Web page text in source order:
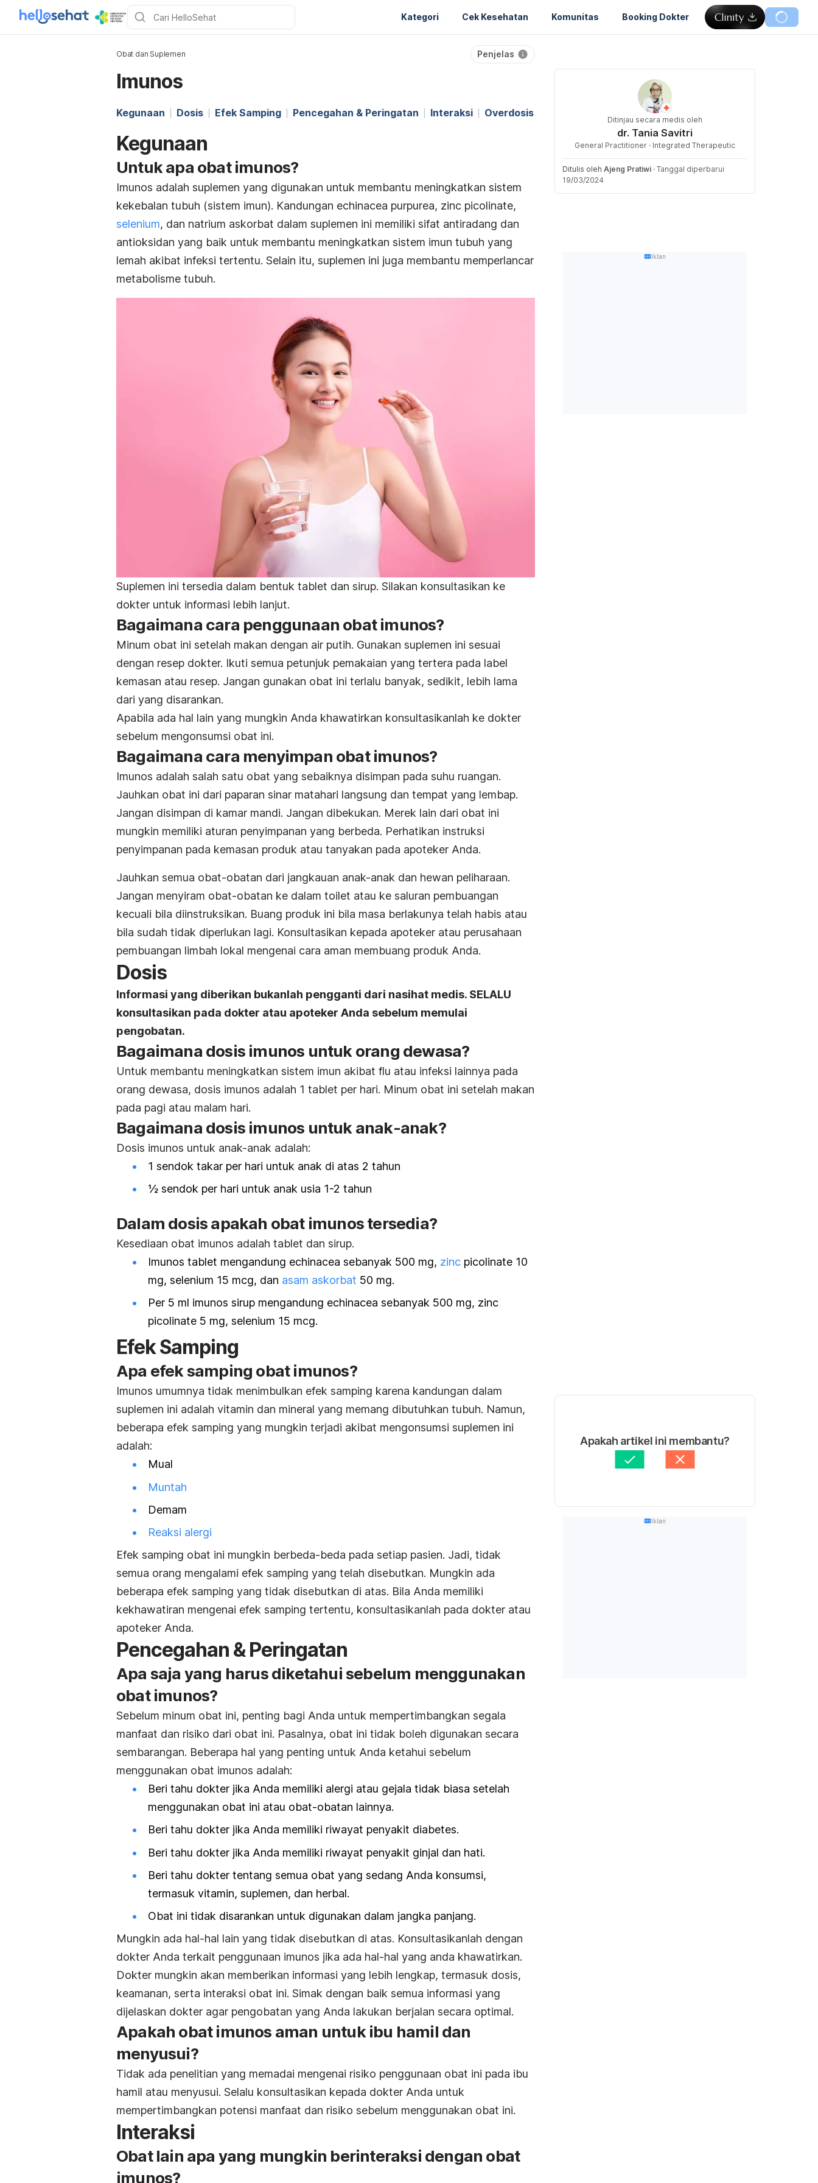
Kategori Cek Kesehatan Komunitas Booking Dokter
Obat dan Suplemen Penjelas
Imunos
Kegunaan Dosis Efek Samping Pencegahan & Peringatan Interaksi Overdosis
Kegunaan
Untuk apa obat imunos?
Imunos adalah suplemen yang digunakan untuk membantu meningkatkan sistem
kekebalan tubuh (sistem imun). Kandungan echinacea purpurea, zinc picolinate,
selenium, dan natrium askorbat dalam suplemen ini memiliki sifat antiradang dan
antioksidan yang baik untuk membantu meningkatkan sistem imun tubuh yang
lemah akibat infeksi tertentu. Selain itu, suplemen ini juga membantu memperlancar
metabolisme tubuh.
Suplemen ini tersedia dalam bentuk tablet dan sirup. Silakan konsultasikan ke
dokter untuk informasi lebih lanjut.
Bagaimana cara penggunaan obat imunos?
Minum obat ini setelah makan dengan air putih. Gunakan suplemen ini sesuai
dengan resep dokter. Ikuti semua petunjuk pemakaian yang tertera pada label
kemasan atau resep. Jangan gunakan obat ini terlalu banyak, sedikit, lebih lama
dari yang disarankan.
Apabila ada hal lain yang mungkin Anda khawatirkan konsultasikanlah ke dokter
sebelum mengonsumsi obat ini.
Bagaimana cara menyimpan obat imunos?
Imunos adalah salah satu obat yang sebaiknya disimpan pada suhu ruangan.
Jauhkan obat ini dari paparan sinar matahari langsung dan tempat yang lembap.
Jangan disimpan di kamar mandi. Jangan dibekukan. Merek lain dari obat ini
mungkin memiliki aturan penyimpanan yang berbeda. Perhatikan instruksi
penyimpanan pada kemasan produk atau tanyakan pada apoteker Anda.
Jauhkan semua obat-obatan dari jangkauan anak-anak dan hewan peliharaan.
Jangan menyiram obat-obatan ke dalam toilet atau ke saluran pembuangan
kecuali bila diinstruksikan. Buang produk ini bila masa berlakunya telah habis atau
bila sudah tidak diperlukan lagi. Konsultasikan kepada apoteker atau perusahaan
pembuangan limbah lokal mengenai cara aman membuang produk Anda.
Dosis
Informasi yang diberikan bukanlah pengganti dari nasihat medis. SELALU
konsultasikan pada dokter atau apoteker Anda sebelum memulai
pengobatan.
Bagaimana dosis imunos untuk orang dewasa?
Untuk membantu meningkatkan sistem imun akibat flu atau infeksi lainnya pada
orang dewasa, dosis imunos adalah 1 tablet per hari. Minum obat ini setelah makan
pada pagi atau malam hari.
Bagaimana dosis imunos untuk anak-anak?
Dosis imunos untuk anak-anak adalah:
1 sendok takar per hari untuk anak di atas 2 tahun
½ sendok per hari untuk anak usia 1-2 tahun
Dalam dosis apakah obat imunos tersedia?
Kesediaan obat imunos adalah tablet dan sirup.
Imunos tablet mengandung echinacea sebanyak 500 mg, zinc picolinate 10
mg, selenium 15 mcg, dan asam askorbat 50 mg.
Per 5 ml imunos sirup mengandung echinacea sebanyak 500 mg, zinc
picolinate 5 mg, selenium 15 mcg.
Efek Samping
Apa efek samping obat imunos?
Imunos umumnya tidak menimbulkan efek samping karena kandungan dalam
suplemen ini adalah vitamin dan mineral yang memang dibutuhkan tubuh. Namun,
beberapa efek samping yang mungkin terjadi akibat mengonsumsi suplemen ini
adalah:
Mual
Muntah
Demam
Reaksi alergi
Efek samping obat ini mungkin berbeda-beda pada setiap pasien. Jadi, tidak
semua orang mengalami efek samping yang telah disebutkan. Mungkin ada
beberapa efek samping yang tidak disebutkan di atas. Bila Anda memiliki
kekhawatiran mengenai efek samping tertentu, konsultasikanlah pada dokter atau
apoteker Anda.
Pencegahan & Peringatan
Apa saja yang harus diketahui sebelum menggunakan
obat imunos?
Sebelum minum obat ini, penting bagi Anda untuk mempertimbangkan segala
manfaat dan risiko dari obat ini. Pasalnya, obat ini tidak boleh digunakan secara
sembarangan. Beberapa hal yang penting untuk Anda ketahui sebelum
menggunakan obat imunos adalah:
Beri tahu dokter jika Anda memiliki alergi atau gejala tidak biasa setelah
menggunakan obat ini atau obat-obatan lainnya.
Beri tahu dokter jika Anda memiliki riwayat penyakit diabetes.
Beri tahu dokter jika Anda memiliki riwayat penyakit ginjal dan hati.
Beri tahu dokter tentang semua obat yang sedang Anda konsumsi,
termasuk vitamin, suplemen, dan herbal.
Obat ini tidak disarankan untuk digunakan dalam jangka panjang.
Mungkin ada hal-hal lain yang tidak disebutkan di atas. Konsultasikanlah dengan
dokter Anda terkait penggunaan imunos jika ada hal-hal yang anda khawatirkan.
Dokter mungkin akan memberikan informasi yang lebih lengkap, termasuk dosis,
keamanan, serta interaksi obat ini. Simak dengan baik semua informasi yang
dijelaskan dokter agar pengobatan yang Anda lakukan berjalan secara optimal.
Apakah obat imunos aman untuk ibu hamil dan
menyusui?
Tidak ada penelitian yang memadai mengenai risiko penggunaan obat ini pada ibu
hamil atau menyusui. Selalu konsultasikan kepada dokter Anda untuk
mempertimbangkan potensi manfaat dan risiko sebelum menggunakan obat ini.
Interaksi
Obat lain apa yang mungkin berinteraksi dengan obat
imunos?
Ditinjau secara medis oleh
dr. Tania Savitri
General Practitioner · Integrated Therapeutic
Ditulis oleh Ajeng Pratiwi · Tanggal diperbarui
19/03/2024
Iklan
Apakah artikel ini membantu?
Iklan